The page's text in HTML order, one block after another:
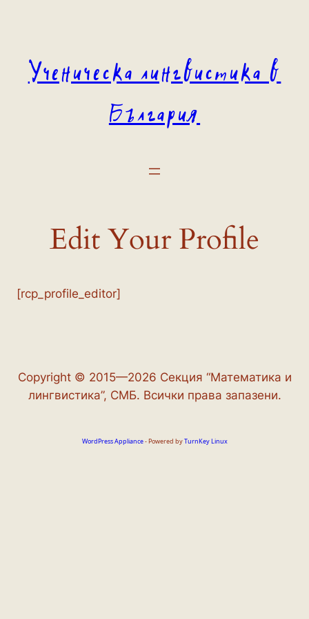
Ученическа лингвистика в
България
Edit Your Profile
[rcp_profile_editor]
Copyright © 2015—2026 Секция “Математика и
лингвистика”, СМБ. Всички права запазени.
WordPress Appliance- Powered byTurnKey Linux